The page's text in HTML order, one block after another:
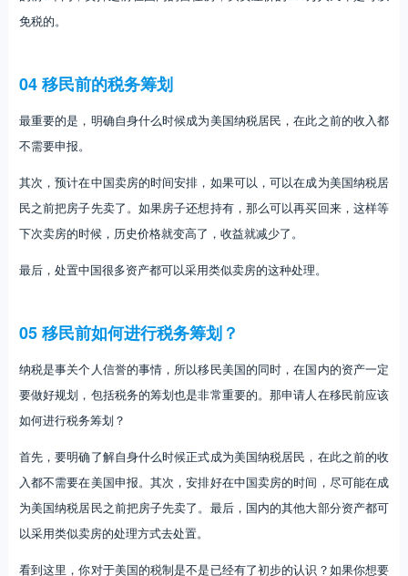
免税的。
04 移民前的税务筹划
最重要的是，明确自身什么时候成为美国纳税居民，在此之前的收入都
不需要申报。
其次，预计在中国卖房的时间安排，如果可以，可以在成为美国纳税居
民之前把房子先卖了。如果房子还想持有，那么可以再买回来，这样等
下次卖房的时候，历史价格就变高了，收益就减少了。
最后，处置中国很多资产都可以采用类似卖房的这种处理。
05 移民前如何进行税务筹划？
纳税是事关个人信誉的事情，所以移民美国的同时，在国内的资产一定
要做好规划，包括税务的筹划也是非常重要的。那申请人在移民前应该
如何进行税务筹划？
首先，要明确了解自身什么时候正式成为美国纳税居民，在此之前的收
入都不需要在美国申报。其次，安排好在中国卖房的时间，尽可能在成
为美国纳税居民之前把房子先卖了。最后，国内的其他大部分资产都可
以采用类似卖房的处理方式去处置。
看到这里，你对于美国的税制是不是已经有了初步的认识？如果你想要